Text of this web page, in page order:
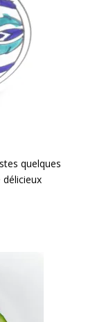
quelques